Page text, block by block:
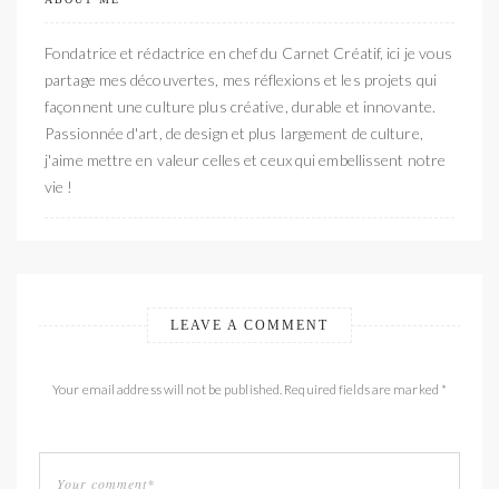
Fondatrice et rédactrice en chef du Carnet Créatif, ici je vous
partage mes découvertes, mes réflexions et les projets qui
façonnent une culture plus créative, durable et innovante.
Passionnée d'art, de design et plus largement de culture,
j'aime mettre en valeur celles et ceux qui embellissent notre
vie !
LEAVE A COMMENT
Your email address will not be published. Required fields are marked *